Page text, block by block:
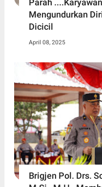
Mengundurkan
Dicicil
April 08, 2025
Brigjen Pol. Drs.